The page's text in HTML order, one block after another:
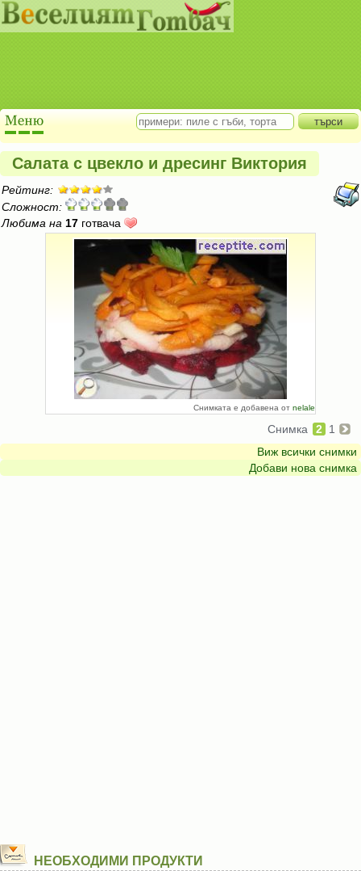
Салата с цвекло и дресинг Виктория
Рейтинг:
Сложност:
Любима на 17 готвача
Снимката е добавена от nelale
Снимка 2
1
Виж всички снимки
Добави нова снимка
НЕОБХОДИМИ ПРОДУКТИ